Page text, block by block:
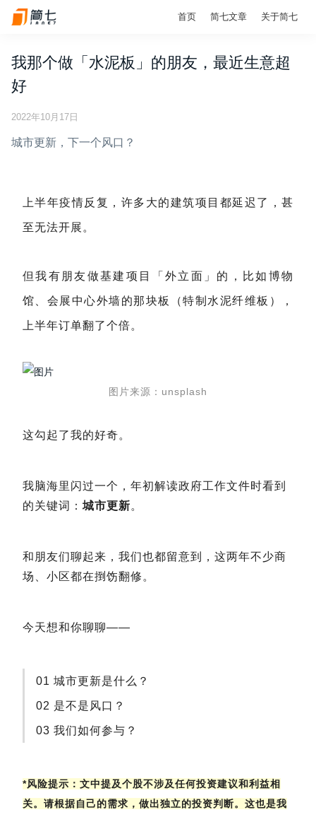
首页 简七文章 关于简七
我那个做「水泥板」的朋友，最近生意超
好
2022年10月17日
城市更新，下一个风口？
上半年疫情反复，许多大的建筑项目都延迟了，甚
至无法开展。
但我有朋友做基建项目「外立面」的，比如博物
馆、会展中心外墙的那块板（特制水泥纤维板），
上半年订单翻了个倍。
图片来源：unsplash
这勾起了我的好奇。
我脑海里闪过一个，年初解读政府工作文件时看到
的关键词： 城市更新。
和朋友们聊起来，我们也都留意到，这两年不少商
场、小区都在捯饬翻修。
今天想和你聊聊——
01 城市更新是什么？
02 是不是风口？
03 我们如何参与？
*风险提示：文中提及个股不涉及任何投资建议和利益相
关。请根据自己的需求，做出独立的投资判断。这也是我